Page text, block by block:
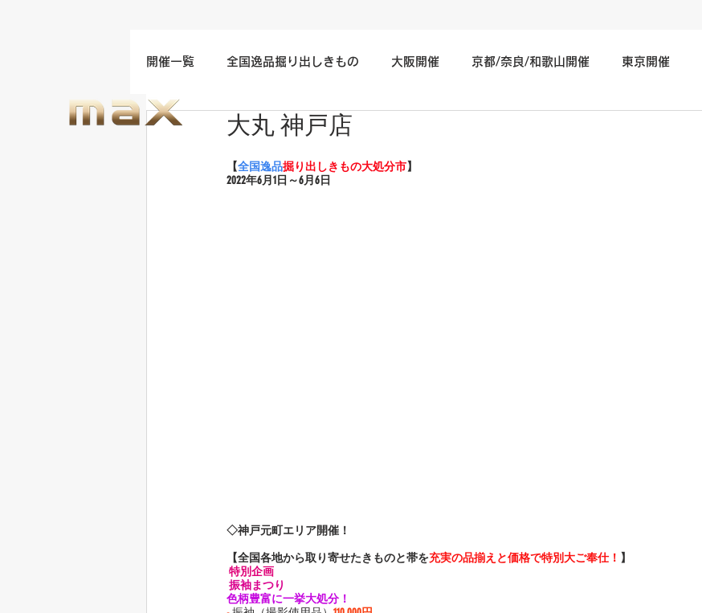
開催一覧 全国逸品掘り出しきもの 大阪開催 京都/奈良/和歌山開催 東京開催
名古屋/四日市/中部地方開催
大丸 神戸店
【全国逸品掘り出しきもの大処分市】
2022年6月1日～6月6日
◇神戸元町エリア開催！
【全国各地から取り寄せたきものと帯を充実の品揃えと価格で特別大ご奉仕！ 】
特別企画
振袖まつり
色柄豊富に一挙大処分！